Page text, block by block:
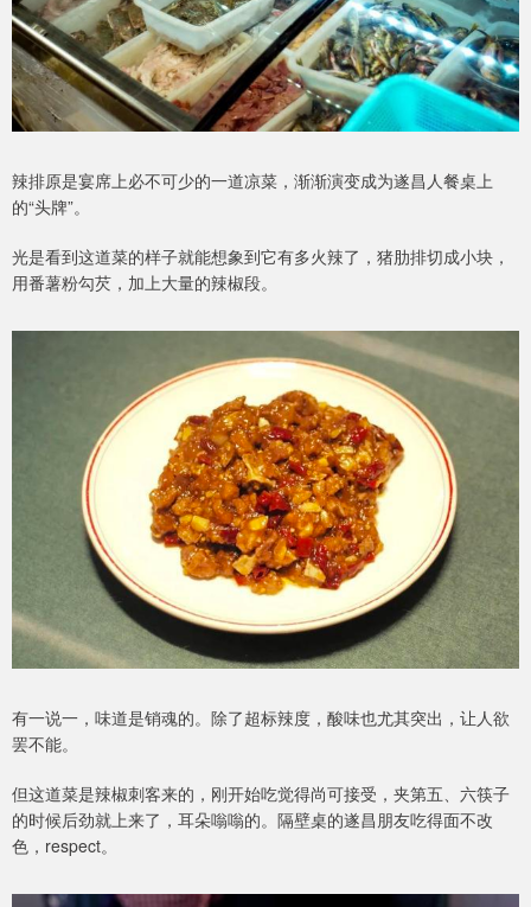
辣排原是宴席上必不可少的一道凉菜，渐渐演变成为遂昌人餐桌上
的“头牌”。
光是看到这道菜的样子就能想象到它有多火辣了，猪肋排切成小块，
用番薯粉勾芡，加上大量的辣椒段。
有一说一，味道是销魂的。除了超标辣度，酸味也尤其突出，让人欲
罢不能。
但这道菜是辣椒刺客来的，刚开始吃觉得尚可接受，夹第五、六筷子
的时候后劲就上来了，耳朵嗡嗡的。隔壁桌的遂昌朋友吃得面不改
色，respect。